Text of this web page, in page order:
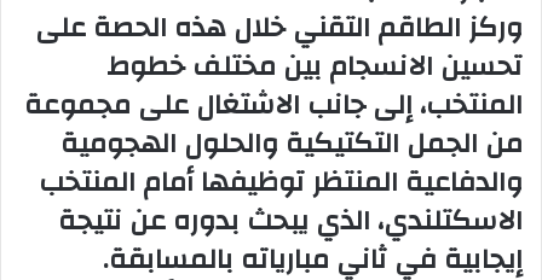
وركز الطاقم التقني خلال هذه الحصة على
تحسين الانسجام بين مختلف خطوط
المنتخب، إلى جانب الاشتغال على مجموعة
من الجمل التكتيكية والحلول الهجومية
والدفاعية المنتظر توظيفها أمام المنتخب
الاسكتلندي، الذي يبحث بدوره عن نتيجة
إيجابية في ثاني مبارياته بالمسابقة.